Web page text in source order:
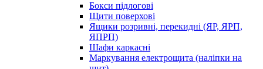
Бокси підлогові
Щити поверхові
Ящики розривні, перекидні (ЯР, ЯРП,
ЯПРП)
Шафи каркасні
Маркування електрощита (наліпки на